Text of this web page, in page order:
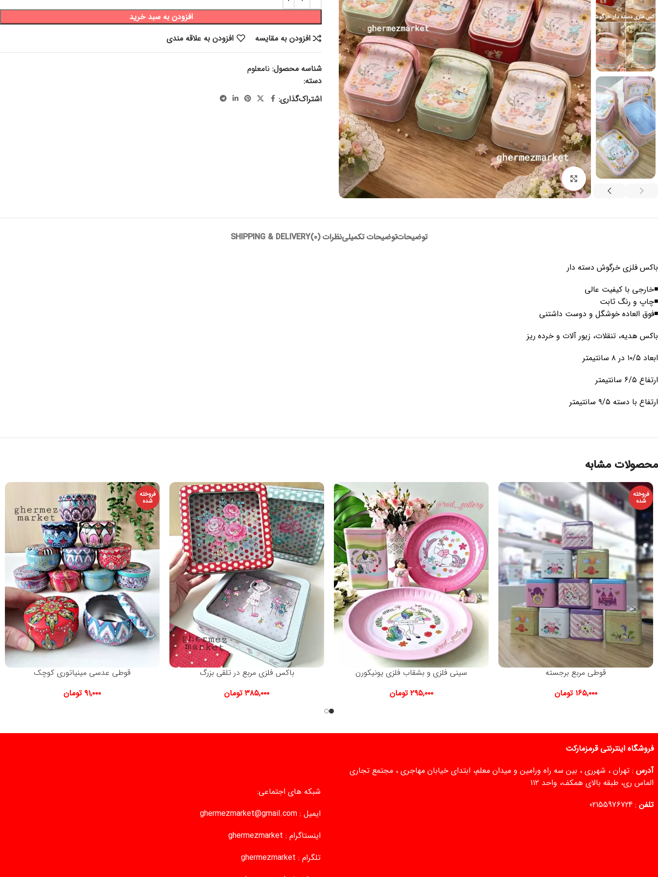
برای بزرگنمایی کلیک کنید
افزودن به سبد خرید
افزودن به مقایسه
افزودن به علاقه مندی
شناسه محصول: نامعلوم
دسته:
اشتراک‌گذاری:
توضیحاتتوضیحات تکمیلینظرات (0) SHIPPING & DELIVERY
باکس فلزی خرگوش دسته دار
◾خارجی با کیفیت عالی
◾چاپ و رنگ ثابت
◾فوق العاده خوشگل و دوست داشتنی
باکس هدیه، تنقلات، زیور آلات و خرده ریز
ابعاد ۱۰/۵ در ۸ سانتیمتر
ارتفاع ۶/۵ سانتیمتر
ارتفاع با دسته ۹/۵ سانتیمتر
محصولات مشابه
فروخته
شده
قوطی مربع برجسته
۱۶۵,۰۰۰ تومان
سینی فلزی و بشقاب فلزی یونیکورن
۲۹۵,۰۰۰ تومان
باکس فلزی مربع در تلقی بزرگ
۳۸۵,۰۰۰ تومان
فروخته
شده
قوطی عدسی مینیاتوری کوچک
۹۱,۰۰۰ تومان
فروشگاه اینترنتی قرمزمارکت
آدرس : تهران ، شهرری ، بین سه راه ورامین و میدان معلم، ابتدای خیابان مهاجری ، مجتمع تجاری
الماس ری، طبقه بالای همکف، واحد ۱۱۲
تلفن :
02155976724
شبکه های اجتماعی:
ایمیل : ghermezmarket@gmail.com
اینستاگرام : ghermezmarket
تلگرام : ghermezmarket